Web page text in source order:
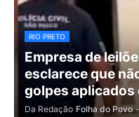
RIO PRETO
Empresa de
esclarece que
golpes aplicados
Da Redação Folha do Povo -